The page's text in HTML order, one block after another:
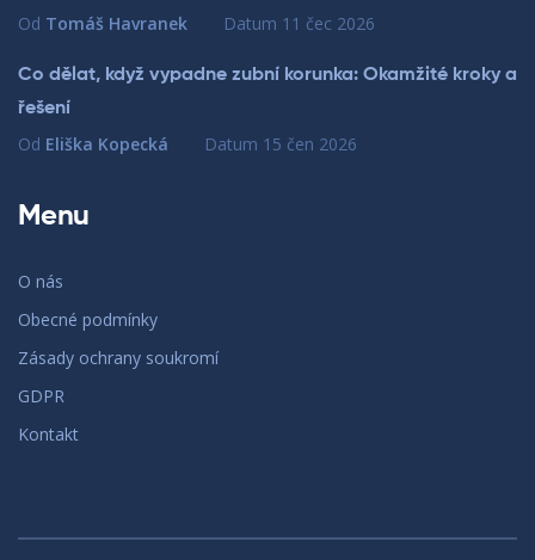
Od Tomáš Havranek Datum 11 čec 2026
Co dělat, když vypadne zubní korunka: Okamžité kroky a
řešení
Od Eliška Kopecká Datum 15 čen 2026
Menu
O nás
Obecné podmínky
Zásady ochrany soukromí
GDPR
Kontakt